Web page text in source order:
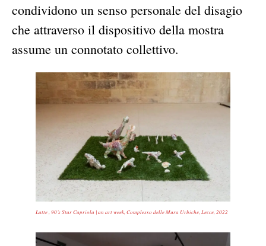
condividono un senso personale del disagio
che attraverso il dispositivo della mostra
assume un connotato collettivo.
Latte , 90’s Star Capriola | an art week, Complesso delle Mura Urbiche, Lecce, 2022